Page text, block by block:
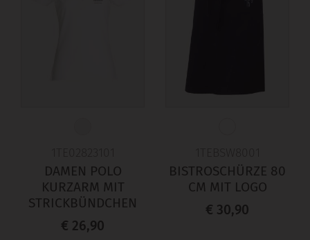
DAMEN POLO
KURZARM MIT
STRICKBÜNDCHEN
€ 26,90
BISTROSCHÜRZE 80
CM MIT LOGO
€ 30,90